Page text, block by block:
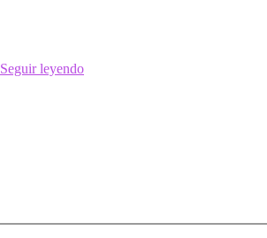
Seguir leyendo